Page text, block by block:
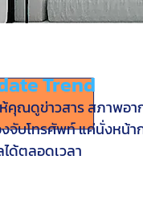
Trend
คุณดูข่าวสาร สภาพอา
จับโทรศัพท์ แค่นั่งหน้
ด้ตลอดเวลา